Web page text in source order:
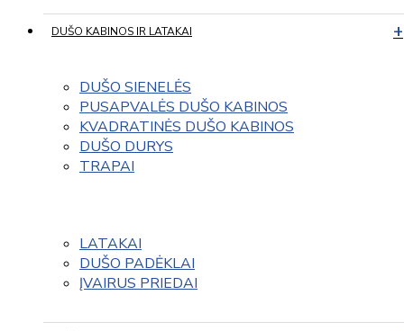
DUŠO KABINOS IR LATAKAI
DUŠO SIENELĖS
PUSAPVALĖS DUŠO KABINOS
KVADRATINĖS DUŠO KABINOS
DUŠO DURYS
TRAPAI
LATAKAI
DUŠO PADĖKLAI
ĮVAIRUS PRIEDAI